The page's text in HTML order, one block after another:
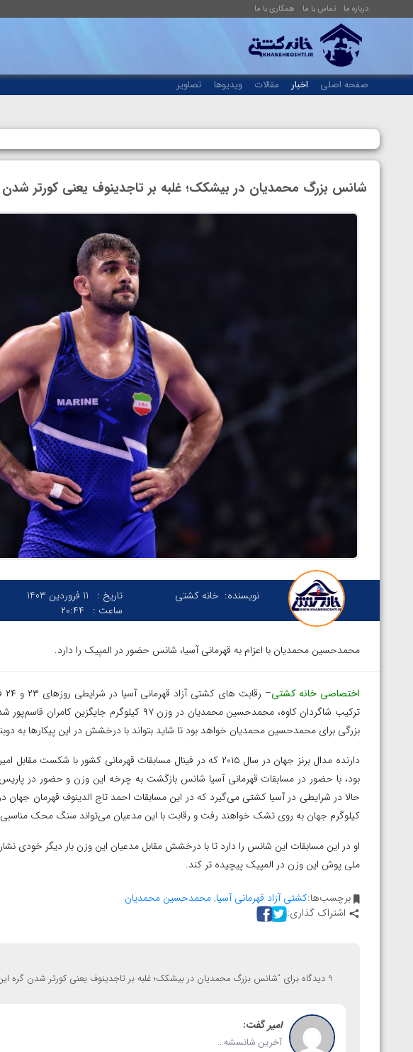
درباره ما تماس با ما همکاری با ما
صفحه اصلی اخبار مقالات ویدیوها تصاویر
شانس بزرگ محمدیان در بیشکک؛ غلبه بر تاجدینوف یعنی کورتر شدن
نویسنده: خانه کشتی تاریخ :
11 فروردین 1403
ساعت :
۲۰:۴۴
محمدحسین محمدیان با اعزام به قهرمانی آسیا، شانس حضور در المپیک را دارد.
اختصاصی خانه کشتی
ترکیب‌ شاگردان کاوه، محمدحسین محمدیان در وزن ۹۷
بزرگی برای محمدحسین محمدیان خواهد بود تا شاید بتواند با درخشش در این پیکارها به
دارنده مدال برنز جهان در سال ۲۰۱۵ که در فینال مسابقات قهرمانی کشور
کیلوگرم جهان به روی تشک خواهند رفت و رقابت با این مدعیان می‌تواند سنگ محک
او در این مسابقات این شانس را دارد تا با درخشش مقابل مدعیان این وزن بار دیگر خودی
ملی پوش این وزن در المپیک پیچیده تر کند.
برچسب‌ها:کشتی آزاد قهرمانی آسیا,محمدحسین محمدیان
اشتراک گذاری:
9 دیدگاه برای “ شانس بزرگ محمدیان در بیشکک؛ غلبه بر تاجدینوف یعنی کورتر شدن گره
امیر گفت:
آخرین شانسشه…